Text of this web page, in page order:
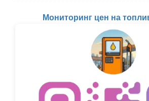
Мониторинг цен на